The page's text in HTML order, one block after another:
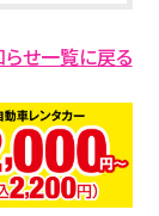
せ一覧に戻る